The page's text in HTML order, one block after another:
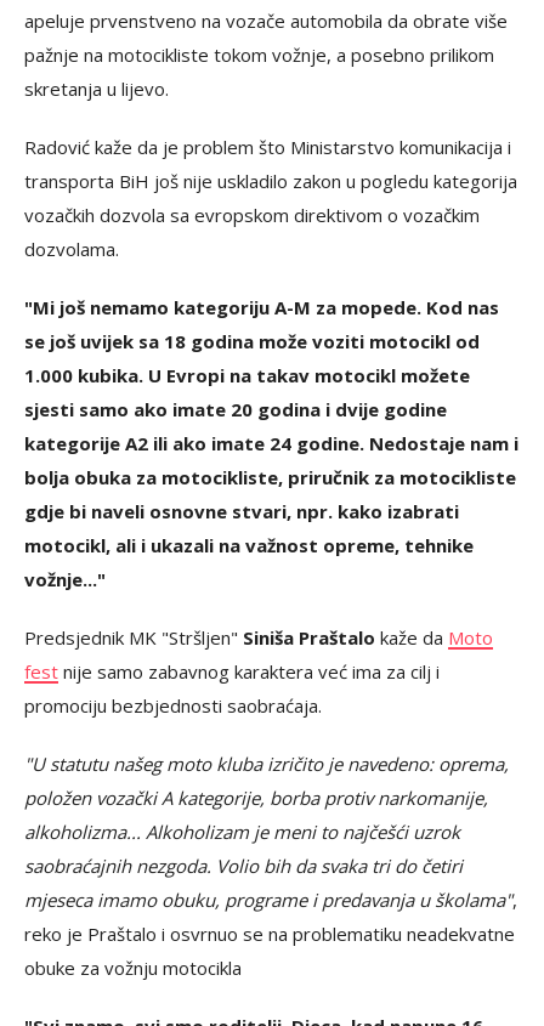
apeluje prvenstveno na vozače automobila da obrate više
pažnje na motocikliste tokom vožnje, a posebno prilikom
skretanja u lijevo.
Radović kaže da je problem što Ministarstvo komunikacija i
transporta BiH još nije uskladilo zakon u pogledu kategorija
vozačkih dozvola sa evropskom direktivom o vozačkim
dozvolama.
"Mi još nemamo kategoriju A-M za mopede. Kod nas
se još uvijek sa 18 godina može voziti motocikl od
1.000 kubika. U Evropi na takav motocikl možete
sjesti samo ako imate 20 godina i dvije godine
kategorije A2 ili ako imate 24 godine. Nedostaje nam i
bolja obuka za motocikliste, priručnik za motocikliste
gdje bi naveli osnovne stvari, npr. kako izabrati
motocikl, ali i ukazali na važnost opreme, tehnike
vožnje..."
Predsjednik MK "Stršljen" Siniša Praštalo kaže da Moto
fest nije samo zabavnog karaktera već ima za cilj i
promociju bezbjednosti saobraćaja.
"U statutu našeg moto kluba izričito je navedeno: oprema,
položen vozački A kategorije, borba protiv narkomanije,
alkoholizma... Alkoholizam je meni to najčešći uzrok
saobraćajnih nezgoda. Volio bih da svaka tri do četiri
mjeseca imamo obuku, programe i predavanja u školama",
reko je Praštalo i osvrnuo se na problematiku neadekvatne
obuke za vožnju motocikla